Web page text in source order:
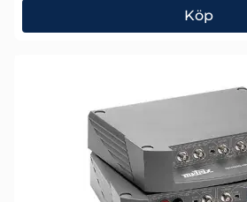
Köp
Metrix MX9030-Z